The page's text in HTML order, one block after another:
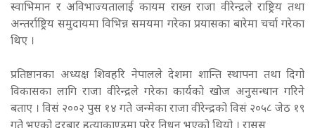
स्वाभिमान र अविभाज्यतालाई कायम राख्न राजा वीरेन्द्रले राष्ट्रिय तथा
अन्तर्राष्ट्रिय समुदायमा विभिन्न समयमा गरेका प्रयासका बारेमा चर्चा गरेका
थिए ।
प्रतिष्ठानका अध्यक्ष शिवहरि नेपालले देशमा शान्ति स्थापना तथा दिगो
विकासका लागि राजा वीरेन्द्रले गरेका कार्यको खोज अनुसन्धान गरिने
बताए । विसं २००२ पुस १४ गते जन्मेका राजा वीरेन्द्रको विसं २०५८ जेठ १९